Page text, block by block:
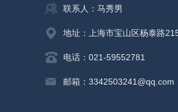
联系人：马秀男
地址：上海市宝山区杨泰路
电话：021-59552781
邮箱：3342503241@qq.com